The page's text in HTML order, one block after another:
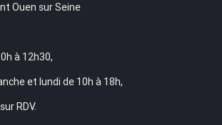
Ouen sur Seine
à 12h30,
et lundi de 10h à 18h,
RDV.